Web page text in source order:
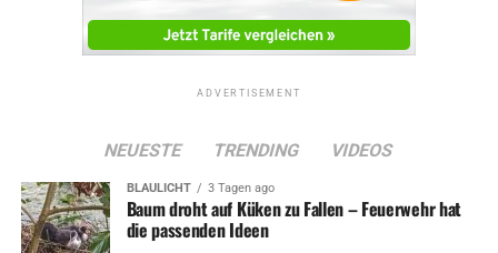
ADVERTISEMENT
NEUESTE TRENDING VIDEOS
BLAULICHT 3 Tagen ago
Baum droht auf Küken zu Fallen – Feuerwehr hat
die passenden Ideen